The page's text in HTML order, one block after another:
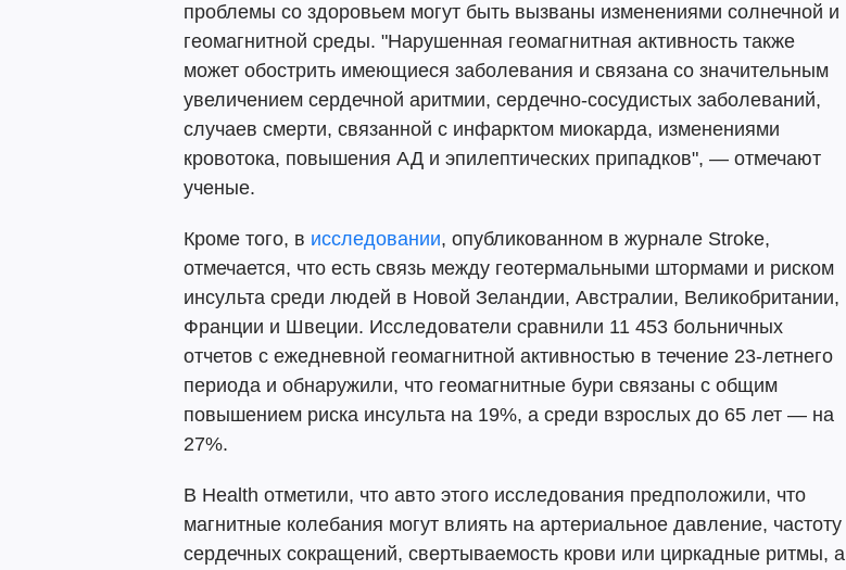
проблемы со здоровьем могут быть вызваны изменениями солнечной и
геомагнитной среды. "Нарушенная геомагнитная активность также
может обострить имеющиеся заболевания и связана со значительным
увеличением сердечной аритмии, сердечно-сосудистых заболеваний,
случаев смерти, связанной с инфарктом миокарда, изменениями
кровотока, повышения АД и эпилептических припадков", — отмечают
ученые.
Кроме того, в исследовании, опубликованном в журнале Stroke,
отмечается, что есть связь между геотермальными штормами и риском
инсульта среди людей в Новой Зеландии, Австралии, Великобритании,
Франции и Швеции. Исследователи сравнили 11 453 больничных
отчетов с ежедневной геомагнитной активностью в течение 23-летнего
периода и обнаружили, что геомагнитные бури связаны с общим
повышением риска инсульта на 19%, а среди взрослых до 65 лет — на
27%.
В Health отметили, что авто этого исследования предположили, что
магнитные колебания могут влиять на артериальное давление, частоту
сердечных сокращений, свертываемость крови или циркадные ритмы, а